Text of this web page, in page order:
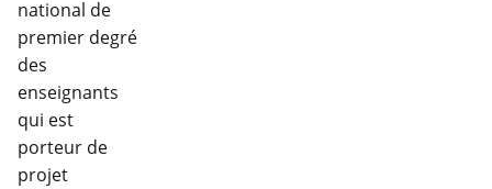
national de
premier degré
des
enseignants
qui est
porteur de
projet